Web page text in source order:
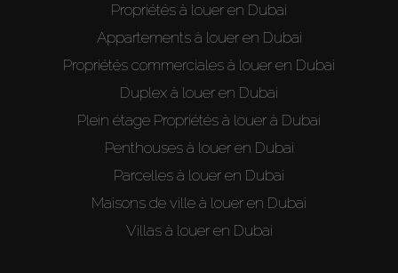
Propriétés à louer en Dubai
Appartements à louer en Dubai
Propriétés commerciales à louer en Dubai
Duplex à louer en Dubai
Plein étage Propriétés à louer à Dubai
Penthouses à louer en Dubai
Parcelles à louer en Dubai
Maisons de ville à louer en Dubai
Villas à louer en Dubai